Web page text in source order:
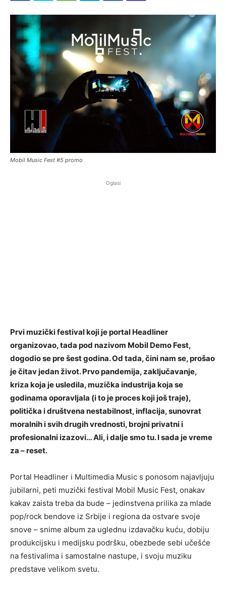
Mobil Music Fest #5 promo
Oglasi
Prvi muzički festival koji je portal Headliner
organizovao, tada pod nazivom Mobil Demo Fest,
dogodio se pre šest godina. Od tada, čini nam se, prošao
je čitav jedan život. Prvo pandemija, zaključavanje,
kriza koja je usledila, muzička industrija koja se
godinama oporavljala (i to je proces koji još traje),
politička i društvena nestabilnost, inflacija, sunovrat
moralnih i svih drugih vrednosti, brojni privatni i
profesionalni izazovi… Ali, i dalje smo tu. I sada je vreme
za – reset.
Portal Headliner i Multimedia Music s ponosom najavljuju
jubilarni, peti muzički festival Mobil Music Fest, onakav
kakav zaista treba da bude – jedinstvena prilika za mlade
pop/rock bendove iz Srbije i regiona da ostvare svoje
snove – snime album za uglednu izdavačku kuću, dobiju
produkcijsku i medijsku podršku, obezbede sebi učešće
na festivalima i samostalne nastupe, i svoju muziku
predstave velikom svetu.